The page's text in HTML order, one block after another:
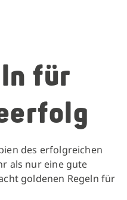
für
des erfolgreichen
als nur eine gute
goldenen Regeln für